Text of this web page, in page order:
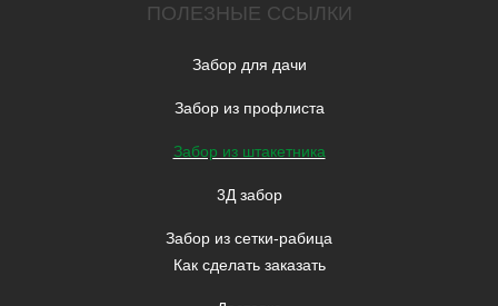
ПОЛЕЗНЫЕ ССЫЛКИ
Забор для дачи
Забор из профлиста
Забор из штакетника
3Д забор
Забор из сетки-рабица
Как сделать заказать